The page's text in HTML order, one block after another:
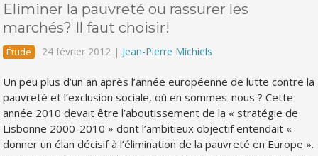
Eliminer la pauvreté ou rassurer les
marchés? Il faut choisir!
Étude 24 février 2012 | Jean-Pierre Michiels
Un peu plus d’un an après l’année européenne de lutte contre la
pauvreté et l’exclusion sociale, où en sommes-nous ? Cette
année 2010 devait être l’aboutissement de la « stratégie de
Lisbonne 2000-2010 » dont l’ambitieux objectif entendait «
donner un élan décisif à l’élimination de la pauvreté en Europe ».